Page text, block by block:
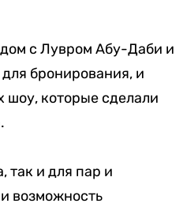
с Лувром Абу-Даби и
бронирования, и
которые сделали
так и для пар и
возможность